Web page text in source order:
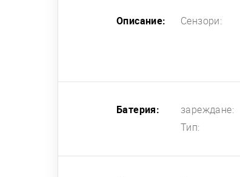
Описание: Сензори:
Батерия: зареждане:
Тип: